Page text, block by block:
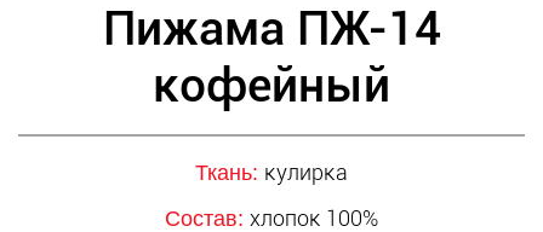
Пижама ПЖ-14
кофейный
Ткань: кулирка
Состав: хлопок 100%